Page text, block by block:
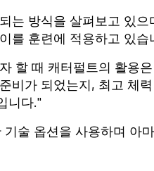
는 방식을 살펴보고 있
를 훈련에 적용하고 있습
할 때 캐터펄트의 활용
비가 되었는지, 최고 체
니다."
술 옵션을 사용하며 아